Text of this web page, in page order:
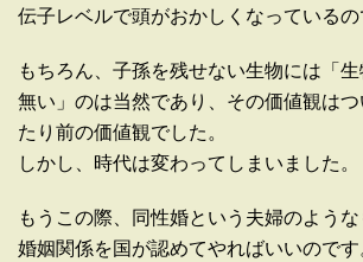
伝子レベルで頭がおかしくなっているの
もちろん、子孫を残せない生物には「
無い」のは当然であり、その価値観は
たり前の価値観でした。
しかし、時代は変わってしまいました。
もうこの際、同性婚という夫婦のような
婚姻関係を国が認めてやればいいのです